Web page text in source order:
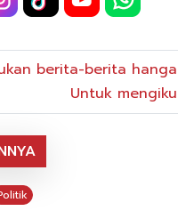
berita-berita
Untuk